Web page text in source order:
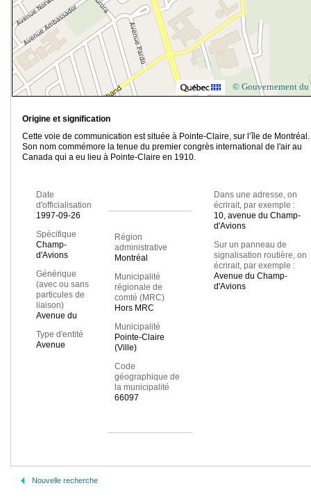
© Gouvernement du
Origine et signification
Cette voie de communication est située à Pointe-Claire, sur l’île de Montréal.
Son nom commémore la tenue du premier congrès international de l'air au
Canada qui a eu lieu à Pointe-Claire en 1910.
Date
d'officialisation
1997-09-26
Spécifique
Champ-
d'Avions
Générique
(avec ou sans
particules de
liaison)
Avenue du
Type d'entité
Avenue
Région
administrative
Montréal
Municipalité
régionale de
comté (MRC)
Hors MRC
Municipalité
Pointe-Claire
(Ville)
Code
géographique de
la municipalité
66097
Dans une adresse, on
écrirait, par exemple :
10, avenue du Champ-
d'Avions
Sur un panneau de
signalisation routière, on
écrirait, par exemple :
Avenue du Champ-
d'Avions
Nouvelle recherche